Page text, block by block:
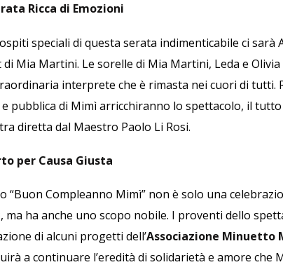
Ricca di Emozioni
speciali di questa serata indimenticabile ci sarà
di Mia Martini. Le sorelle di Mia Martini, Leda e
interprete che è rimasta nei cuori di tutti.
pubblica di Mimì arricchiranno lo spettacolo, il tutto
diretta dal Maestro Paolo Li Rosi.
per Causa Giusta
“Buon Compleanno Mimì” non è solo una
ma ha anche uno scopo nobile. I proventi dello
di alcuni progetti dell’Associazione Minuetto
a continuare l’eredità di solidarietà e amore che